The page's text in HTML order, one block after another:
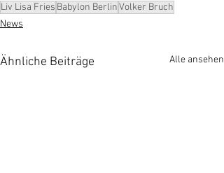
Liv Lisa Fries Babylon BerlinVolker Bruch
News
Ähnliche Beiträge Alle ansehen